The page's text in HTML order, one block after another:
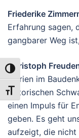
UMSCHALTEN AUF
SCHRIFT
Friederike
Erfahrung sagen,
gangbarer Weg
Christoph
„Ferien im
historischen
einen Impuls für
geben. Es geht
aufzeigt, die